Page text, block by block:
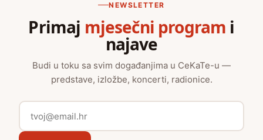
NEWSLETTER
Primaj mjesečni program i
najave
Budi u toku sa svim događanjima u CeKaTe-u —
predstave, izložbe, koncerti, radionice.